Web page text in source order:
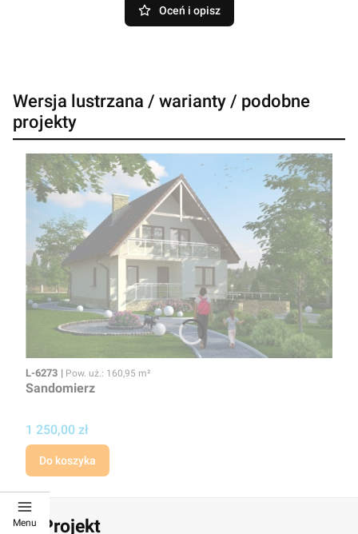
Oceń i opisz
Wersja lustrzana / warianty / podobne
projekty
Kod
L-6273 Powierzchnia użytkowa
Pow. uż.: 160,95 m²
Sandomierz
Cena projektu
1 250,00 zł
Do koszyka
KB Projekt
Menu